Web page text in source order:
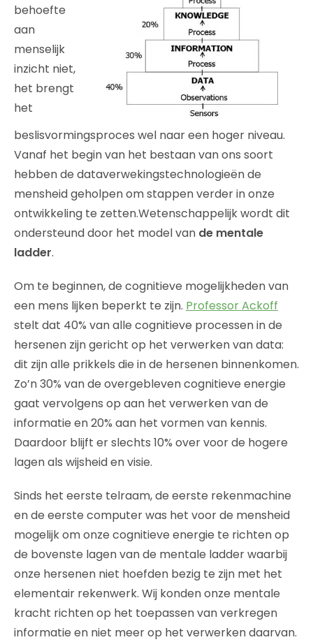
behoefte
aan
menselijk
inzicht niet,
het brengt
het
beslisvormingsproces wel naar een hoger niveau.
Vanaf het begin van het bestaan van ons soort
hebben de dataverwekingstechnologieën de
mensheid geholpen om stappen verder in onze
ontwikkeling te zetten.Wetenschappelijk wordt dit
ondersteund door het model van de mentale
ladder.
Om te beginnen, de cognitieve mogelijkheden van
een mens lijken beperkt te zijn. Professor Ackoff
stelt dat 40% van alle cognitieve processen in de
hersenen zijn gericht op het verwerken van data:
dit zijn alle prikkels die in de hersenen binnenkomen.
Zo’n 30% van de overgebleven cognitieve energie
gaat vervolgens op aan het verwerken van de
informatie en 20% aan het vormen van kennis.
Daardoor blijft er slechts 10% over voor de hogere
lagen als wijsheid en visie.
Sinds het eerste telraam, de eerste rekenmachine
en de eerste computer was het voor de mensheid
mogelijk om onze cognitieve energie te richten op
de bovenste lagen van de mentale ladder waarbij
onze hersenen niet hoefden bezig te zijn met het
elementair rekenwerk. Wij konden onze mentale
kracht richten op het toepassen van verkregen
informatie en niet meer op het verwerken daarvan.